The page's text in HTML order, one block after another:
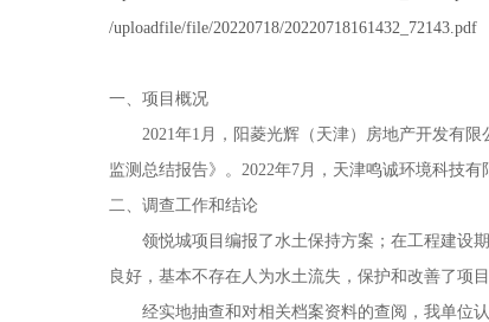
/uploadfile/file/20220718/20220718161432_72143.pdf
一、项目概况
2021年1月，阳菱光辉（天津）房地产开发有
监测总结报告》。2022年7月，天津鸣诚环境科技
二、调查工作和结论
领悦城项目编报了水土保持方案；在工程建设
良好，基本不存在人为水土流失，保护和改善了项
经实地抽查和对相关档案资料的查阅，我单位